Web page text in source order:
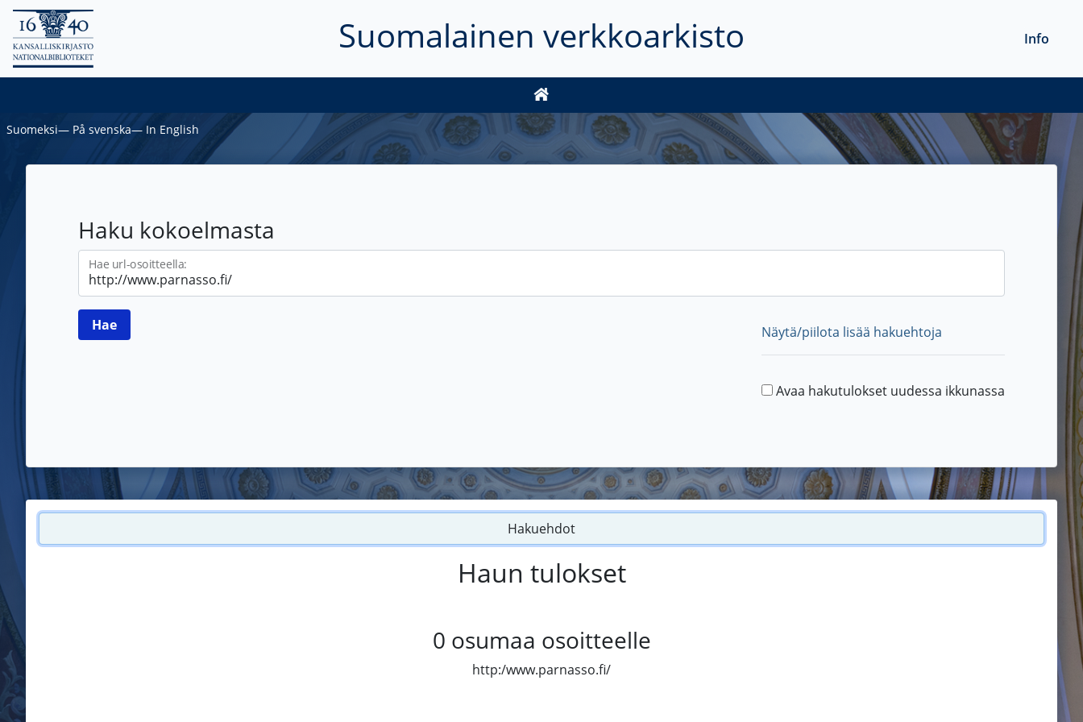
Suomalainen verkkoarkisto Info
Suomeksi― På svenska― In English
Haku kokoelmasta
Hae url-osoitteella:
Näytä/piilota lisää hakuehtoja
Avaa hakutulokset uudessa ikkunassa
Hakuehdot
Haun tulokset
0 osumaa osoitteelle
http:/www.parnasso.fi/